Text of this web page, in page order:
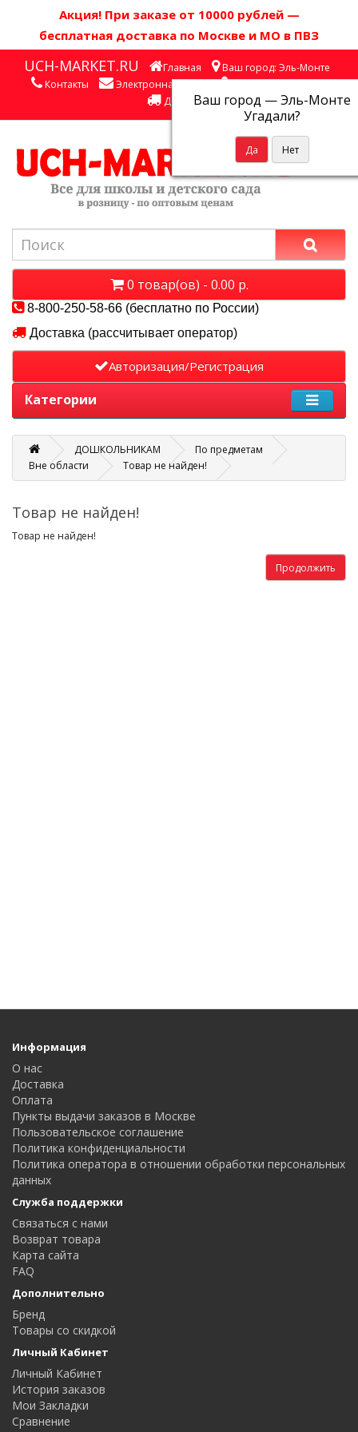
Акция! При заказе от 10000 рублей —
бесплатная доставка по Москве и МО в ПВЗ
UCH-MARKET.RU Главная Ваш город: Эль-Монте
Ваш город —Эль-Монте
Угадали?
Контакты Электронная почта
Личный кабинет
Доставка
0 товар(ов) - 0.00 р.
8-800-250-58-66 (бесплатно по России)
Доставка (рассчитывает оператор)
Авторизация/Регистрация
Категории
ДОШКОЛЬНИКАМ
По предметам
Вне области
Товар не найден!
Товар не найден!
Товар не найден!
Продолжить
Информация
О нас
Доставка
Оплата
Пункты выдачи заказов в Москве
Пользовательское соглашение
Политика конфиденциальности
Политика оператора в отношении обработки персональных
данных
Служба поддержки
Связаться с нами
Возврат товара
Карта сайта
FAQ
Дополнительно
Бренд
Товары со скидкой
Личный Кабинет
Личный Кабинет
История заказов
Мои Закладки
Сравнение